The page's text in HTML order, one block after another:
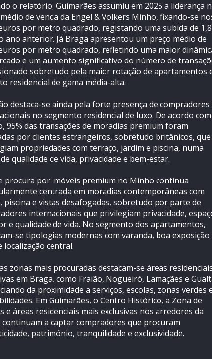
o relatório, Guimarães assumiu em 2025 a liderança
de venda da Engel & Völkers Minho, fixando-se
por metro quadrado, registando uma subida de
ano anterior. Já Braga apresentou um preço médio de
por metro quadrado, refletindo uma maior
e um aumento significativo do número de
sobretudo pela maior rotação de apartamentos
residencial de gama média-alta.
destaca-se ainda pela forte presença de compradores
no segmento residencial de luxo. De acordo
95% das transações de moradias premium foram
por clientes estrangeiros, sobretudo britânicos, que
propriedades com terraço, jardim e piscina, numa
qualidade de vida, privacidade e bem-estar.
procura por imóveis premium no Minho continua
centrada em moradias contemporâneas com
piscina e vistas desafogadas, sobretudo por parte de
internacionais que privilegiam privacidade,
e qualidade de vida. No segmento dos apartamentos,
se tipologias modernas com varanda, boa exposição
localização central.
zonas mais procuradas destacam-se áreas residenciais
em Braga, como Fraião, Nogueiró, Lamaçães e
da proximidade a serviços, escolas, zonas verdes
Em Guimarães, o Centro Histórico, a Zona de
e áreas residenciais mais exclusivas nos arredores da
continuam a captar compradores que procuram
património, tranquilidade e exclusividade.